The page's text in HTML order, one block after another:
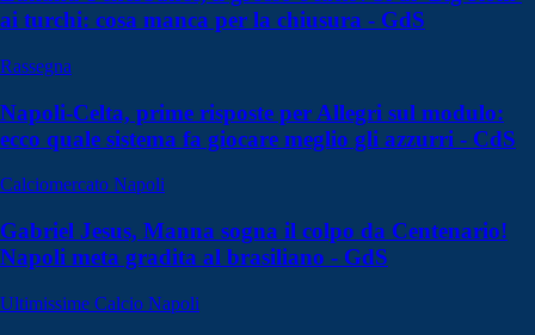
ai turchi: cosa manca per la chiusura - GdS
Rassegna
Napoli-Celta, prime risposte per Allegri sul modulo:
ecco quale sistema fa giocare meglio gli azzurri - CdS
Calciomercato Napoli
Gabriel Jesus, Manna sogna il colpo da Centenario!
Napoli meta gradita al brasiliano - GdS
Ultimissime Calcio Napoli